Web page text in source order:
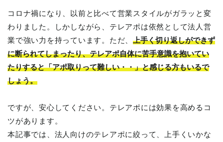
コロナ禍になり、以前と比べて営業スタイルがガラッと変
わりました。しかしながら、テレアポは依然として法人営
業で強い力を持っています。ただ、 上手く切り返しができず
に断られてしまったり、テレアポ自体に苦手意識を抱いてい
たりすると「アポ取りって難しい・・」と感じる方もいるで
しょう。
ですが、安心してください。テレアポには効果を高めるコ
ツがあります。
本記事では、法人向けのテレアポに絞って、上手くいかな